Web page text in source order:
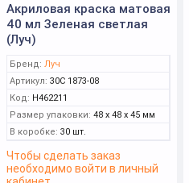
Акриловая краска матовая
40 мл Зеленая светлая
(Луч)
Бренд: Луч
Артикул: 30С 1873-08
Код: Н462211
Размер упаковки: 48 x 48 x 45 мм
В коробке: 30 шт.
Чтобы сделать заказ
необходимо войти в личный